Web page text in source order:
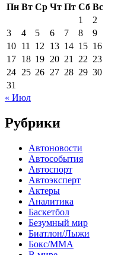
Пн Вт Ср Чт Пт Сб Вс
1
2
3
4 5 6 7 8
9
10 11 12 13 14 15 16
17 18 19 20 21 22 23
24 25 26 27 28 29 30
31
« Июл
Рубрики
Автоновости
Автособытия
Автоспорт
Автоэксперт
Актеры
Аналитика
Баскетбол
Безумный мир
Биатлон/Лыжи
Бокс/MMA